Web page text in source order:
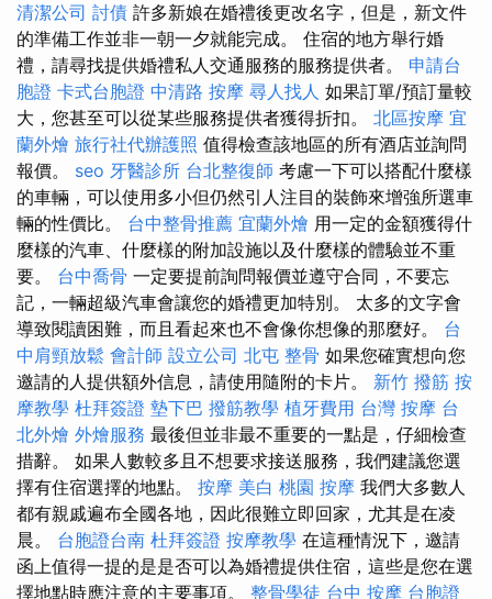
清潔公司 討債 許多新娘在婚禮後更改名字，但是，新文件
的準備工作並非一朝一夕就能完成。 住宿的地方舉行婚
禮，請尋找提供婚禮私人交通服務的服務提供者。 申請台
胞證 卡式台胞證 中清路 按摩 尋人找人 如果訂單/預訂量較
大，您甚至可以從某些服務提供者獲得折扣。 北區按摩 宜
蘭外燴 旅行社代辦護照 值得檢查該地區的所有酒店並詢問
報價。 seo 牙醫診所 台北整復師 考慮一下可以搭配什麼樣
的車輛，可以使用多小但仍然引人注目的裝飾來增強所選車
輛的性價比。 台中整骨推薦 宜蘭外燴 用一定的金額獲得什
麼樣的汽車、什麼樣的附加設施以及什麼樣的體驗並不重
要。 台中喬骨 一定要提前詢問報價並遵守合同，不要忘
記，一輛超級汽車會讓您的婚禮更加特別。 太多的文字會
導致閱讀困難，而且看起來也不會像你想像的那麼好。 台
中肩頸放鬆 會計師 設立公司 北屯 整骨 如果您確實想向您
邀請的人提供額外信息，請使用隨附的卡片。 新竹 撥筋 按
摩教學 杜拜簽證 墊下巴 撥筋教學 植牙費用 台灣 按摩 台
北外燴 外燴服務 最後但並非最不重要的一點是，仔細檢查
措辭。 如果人數較多且不想要求接送服務，我們建議您選
擇有住宿選擇的地點。 按摩 美白 桃園 按摩 我們大多數人
都有親戚遍布全國各地，因此很難立即回家，尤其是在凌
晨。 台胞證台南 杜拜簽證 按摩教學 在這種情況下，邀請
函上值得一提的是是否可以為婚禮提供住宿，這些是您在選
擇地點時應注意的主要事項。 整骨學徒 台中 按摩 台胞證